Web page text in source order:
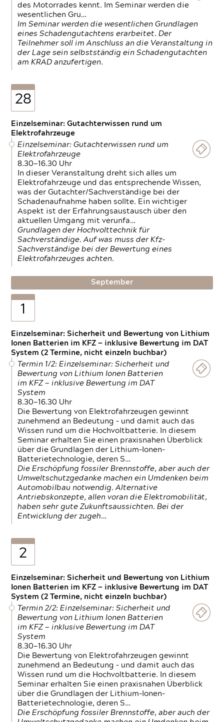
des Motorrades kennt. Im Seminar werden die
wesentlichen Gru…
Im Seminar werden die wesentlichen Grundlagen
eines Schadengutachtens erarbeitet. Der
Teilnehmer soll im Anschluss an die Veranstaltung in
der Lage sein selbstständig ein Schadengutachten
am KRAD anzufertigen.
28
Einzelseminar: Gutachterwissen rund um
Elektrofahrzeuge
Einzelseminar: Gutachterwissen rund um
Elektrofahrzeuge
8.30—16.30 Uhr
In dieser Veranstaltung dreht sich alles um
Elektrofahrzeuge und das entsprechende Wissen,
was der Gutachter/Sachverständige bei der
Schadenaufnahme haben sollte. Ein wichtiger
Aspekt ist der Erfahrungsaustausch über den
aktuellen Umgang mit verunfa…
Grundlagen der Hochvolttechnik für
Sachverständige. Auf was muss der Kfz-
Sachverständige bei der Bewertung eines
Elektrofahrzeuges achten.
September
1
Einzelseminar: Sicherheit und Bewertung von Lithium
Ionen Batterien im KFZ — inklusive Bewertung im DAT
System (2 Termine, nicht einzeln buchbar)
Termin 1/2: Einzelseminar: Sicherheit und
Bewertung von Lithium Ionen Batterien
im KFZ — inklusive Bewertung im DAT
System
8.30—16.30 Uhr
Die Bewertung von Elektrofahrzeugen gewinnt
zunehmend an Bedeutung – und damit auch das
Wissen rund um die Hochvoltbatterie. In diesem
Seminar erhalten Sie einen praxisnahen Überblick
über die Grundlagen der Lithium-Ionen-
Batterietechnologie, deren S…
Die Erschöpfung fossiler Brennstoffe, aber auch der
Umweltschutzgedanke machen ein Umdenken beim
Automobilbau notwendig. Alternative
Antriebskonzepte, allen voran die Elektromobilität,
haben sehr gute Zukunftsaussichten. Bei der
Entwicklung der zugeh…
2
Einzelseminar: Sicherheit und Bewertung von Lithium
Ionen Batterien im KFZ — inklusive Bewertung im DAT
System (2 Termine, nicht einzeln buchbar)
Termin 2/2: Einzelseminar: Sicherheit und
Bewertung von Lithium Ionen Batterien
im KFZ — inklusive Bewertung im DAT
System
8.30—16.30 Uhr
Die Bewertung von Elektrofahrzeugen gewinnt
zunehmend an Bedeutung – und damit auch das
Wissen rund um die Hochvoltbatterie. In diesem
Seminar erhalten Sie einen praxisnahen Überblick
über die Grundlagen der Lithium-Ionen-
Batterietechnologie, deren S…
Die Erschöpfung fossiler Brennstoffe, aber auch der